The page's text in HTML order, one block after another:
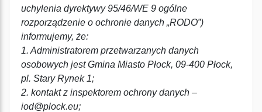
uchylenia dyrektywy 95/46/WE 9 ogólne
rozporządzenie o ochronie danych „RODO”)
informujemy, że:
1. Administratorem przetwarzanych danych
osobowych jest Gmina Miasto Płock, 09-400 Płock,
pl. Stary Rynek 1;
2. kontakt z inspektorem ochrony danych –
iod@plock.eu;